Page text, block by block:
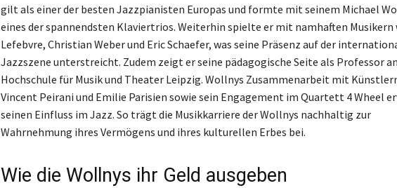
gilt als einer der besten Jazzpianisten Europas und formte mit seinem Michael
eines der spannendsten Klaviertrios. Weiterhin spielte er mit namhaften Musikern
Lefebvre, Christian Weber und Eric Schaefer, was seine Präsenz auf der
Jazzszene unterstreicht. Zudem zeigt er seine pädagogische Seite als Professor
Hochschule für Musik und Theater Leipzig. Wollnys Zusammenarbeit mit
Vincent Peirani und Emilie Parisien sowie sein Engagement im Quartett 4 Wheel
seinen Einfluss im Jazz. So trägt die Musikkarriere der Wollnys nachhaltig zur
Wahrnehmung ihres Vermögens und ihres kulturellen Erbes bei.
Wie die Wollnys ihr Geld ausgeben